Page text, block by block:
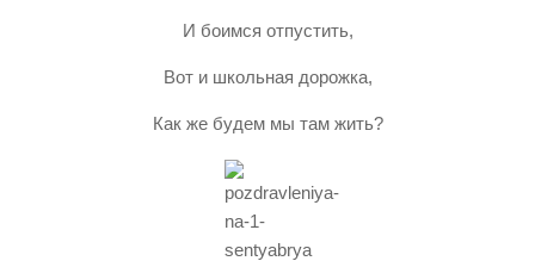
И боимся отпустить,
Вот и школьная дорожка,
Как же будем мы там жить?